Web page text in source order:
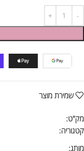
שמירת מוצר
מק"ט:
קטגוריה:
מותג: